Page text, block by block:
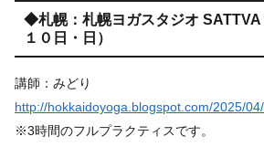
◆札幌：札幌ヨガスタジオ SATTVA
１０日・日）
講師：みどり
http://hokkaidoyoga.blogspot.com/2025/
※3時間のフルプラクティスです。